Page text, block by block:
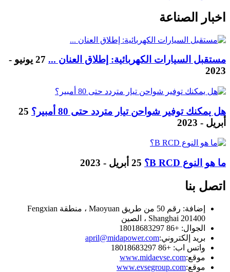
اخبار الصناعة
مستقبل السيارات الكهربائية: إطلاق العنان ...
27 يونيو -
2023
هل يمكنك توفير شواحن تيار متردد حتى 80 أمبير؟
25
أبريل - 2023
ما هو النوع B RCD؟ 25 أبريل - 2023
اتصل بنا
إضافة: رقم 50 من طريق Maoyuan ، منطقة Fengxian
Shanghai 201400 ، الصين
الجوال: +86 18018683297
بريد إلكتروني:april@midapower.com
واتس اب: +86 18018683297
موقع:www.midaevse.com
موقع:www.evsegroup.com